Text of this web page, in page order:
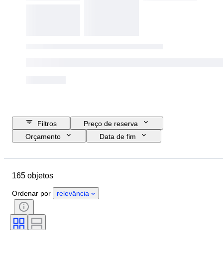
Filtros
Preço de reserva
Orçamento
Data de fim
Estado
Estilo
Assinatura
Género
Encadernação
Idioma
165 objetos
Ordenar por relevância